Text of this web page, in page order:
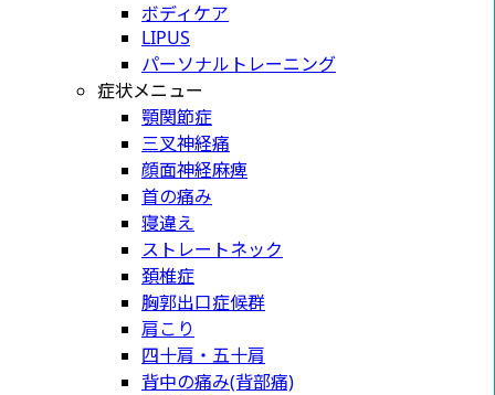
ボディケア
LIPUS
パーソナルトレーニング
症状メニュー
顎関節症
三叉神経痛
顔面神経麻痺
首の痛み
寝違え
ストレートネック
頚椎症
胸郭出口症候群
肩こり
四十肩・五十肩
背中の痛み(背部痛)